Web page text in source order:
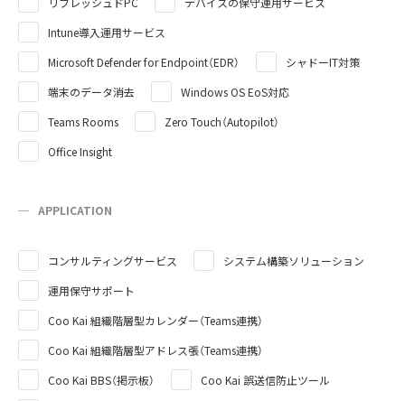
Intune導入運用サービス
Microsoft Defender for Endpoint（EDR）
シャドーIT対策
端末のデータ消去
Windows OS EoS対応
Teams Rooms
Zero Touch（Autopilot）
Office Insight
APPLICATION
コンサルティングサービス
システム構築ソリューション
運用保守サポート
Coo Kai 組織階層型カレンダー（Teams連携）
Coo Kai 組織階層型アドレス張（Teams連携）
Coo Kai BBS（掲示板）
Coo Kai 誤送信防止ツール